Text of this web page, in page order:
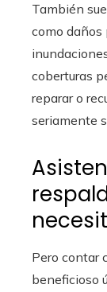
También
como daños
coberturas
reparar o
seriamente
Pero contar
beneficioso